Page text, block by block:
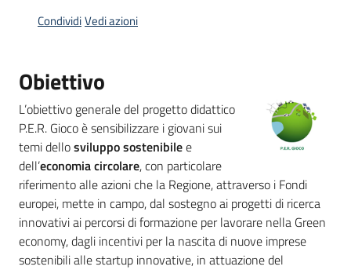
Progetti
e
attività
Servizi
CondividiVedi azioni
Obiettivo
L’obiettivo generale del progetto didattico
P.E.R. Gioco è sensibilizzare i giovani sui
temi dellosviluppo sostenibilee
dell’economia circolare, con particolare
riferimento alle azioni che la Regione, attraverso i Fondi
europei, mette in campo, dal sostegno ai progetti di ricerca
innovativi ai percorsi di formazione per lavorare nella Green
economy, dagli incentivi per la nascita di nuove imprese
sostenibili alle startup innovative, in attuazione del